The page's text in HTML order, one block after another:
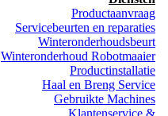
Productaanvraag
Servicebeurten en reparaties
Winteronderhoudsbeurt
Winteronderhoud Robotmaaier
Productinstallatie
Haal en Breng Service
Gebruikte Machines
Klantenservice &